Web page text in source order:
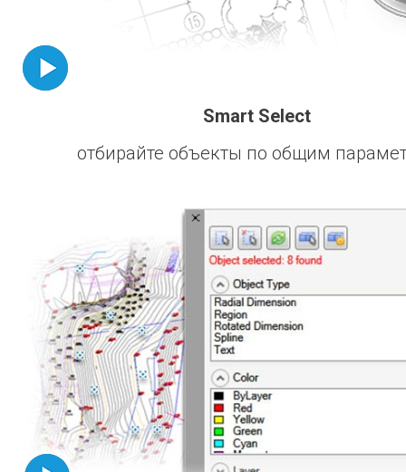
Smart Select
отбирайте объекты по общим